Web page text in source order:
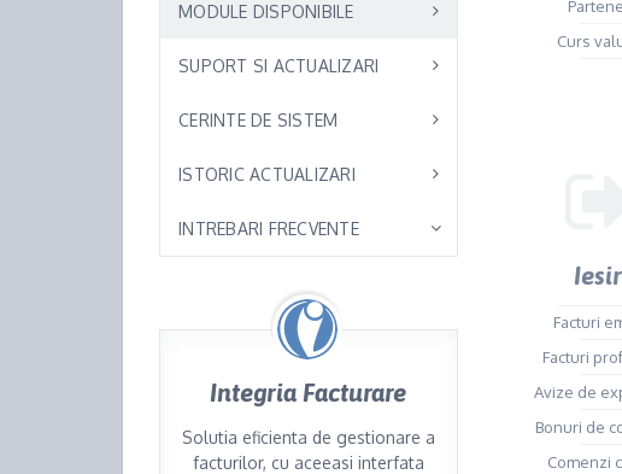
MODULE DISPONIBILE
SUPORT SI ACTUALIZARI
CERINTE DE SISTEM
ISTORIC ACTUALIZARI
INTREBARI FRECVENTE
Integria Facturare
Solutia eficienta de gestionare a
facturilor, cu aceeasi interfata
Curs
Facturi
Facturi
Avize de
Bonuri de
Comenzi